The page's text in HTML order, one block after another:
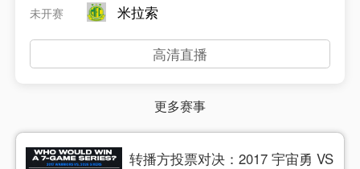
未开赛
米拉索
高清直播
更多赛事
转播方投票对决：2017 宇宙勇 VS